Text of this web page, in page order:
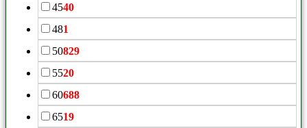
4540
481
50829
5520
60688
6519